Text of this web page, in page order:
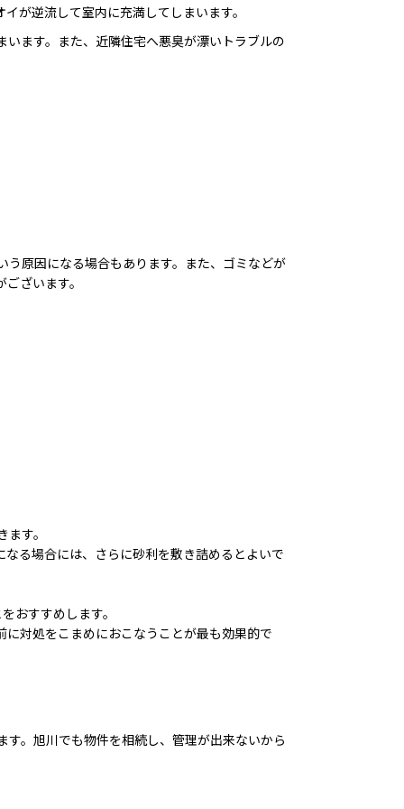
が逆流して室内に充満してしまいます。
ます。また、近隣住宅へ悪臭が漂いトラブルの
原因になる場合もあります。また、ゴミなどが
ざいます。
す。
る場合には、さらに砂利を敷き詰めるとよいで
おすすめします。
対処をこまめにおこなうことが最も効果的で
。旭川でも物件を相続し、管理が出来ないから